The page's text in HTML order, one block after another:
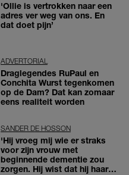
'Ollie is vertrokken naar een
adres ver weg van ons. En
dat doet pijn’
ADVERTORIAL
Draglegendes RuPaul en
Conchita Wurst tegenkomen
op de Dam? Dat kan zomaar
eens realiteit worden
SANDER DE HOSSON
'Hij vroeg mij wie er straks
voor zijn vrouw met
beginnende dementie zou
zorgen. Hij wist dat hij haar